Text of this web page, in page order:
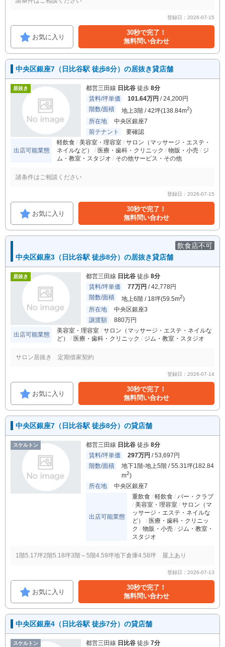
登録日：2026-07-15
お気に入り
30秒で完了！
無料問い合わせ
中央区銀座7（日比谷駅 徒歩8分）の居抜き貸店舗
居抜き 都営三田線 日比谷 徒歩 8分
賃料/坪単価
101.64万円 / 24,200円
階数/面積
地上3階 / 42坪(138.84m2)
所在地
中央区銀座7
前テナント
要確認
出店可能業態
軽飲食 美容室・理容室
サロン（マッサージ・エステ・
ネイルなど）
医療・歯科・クリニック 物販・小売
ジ
ム・教室・スタジオ
その他サービス・その他
諸条件はご相談ください
登録日：2026-07-15
お気に入り
30秒で完了！
無料問い合わせ
飲食店不可
中央区銀座3（日比谷駅 徒歩8分）の居抜き貸店舗
居抜き 都営三田線 日比谷 徒歩 8分
賃料/坪単価
77万円 / 42,778円
階数/面積
地上6階 / 18坪(59.5m2)
所在地
中央区銀座3
譲渡額
880万円
出店可能業態
美容室・理容室
サロン（マッサージ・エステ・ネイルな
ど）
医療・歯科・クリニック ジム・教室・スタジオ
サロン居抜き 定期借家契約
登録日：2026-07-14
お気に入り
30秒で完了！
無料問い合わせ
中央区銀座7（日比谷駅 徒歩8分）の貸店舗
スケルトン 都営三田線 日比谷 徒歩 8分
賃料/坪単価
297万円 / 53,697円
階数/面積
地下1階-地上5階 / 55.31坪(182.84
m2)
所在地
中央区銀座7
出店可能業態
重飲食 軽飲食
バー・クラブ
美容室・理容室
サロン（マ
ッサージ・エステ・ネイルな
ど）
医療・歯科・クリニッ
ク
物販・小売
ジム・教室・
スタジオ
1階5.17坪2階5.18坪3階～5階4.59坪地下倉庫4.58坪 屋上あり
登録日：2026-07-13
お気に入り
30秒で完了！
無料問い合わせ
中央区銀座4（日比谷駅 徒歩7分）の貸店舗
スケルトン 都営三田線 日比谷 徒歩 7分